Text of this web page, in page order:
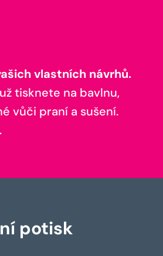
vlastních návrhů.
tisknete na bavlnu,
vůči praní a sušení.
potisk